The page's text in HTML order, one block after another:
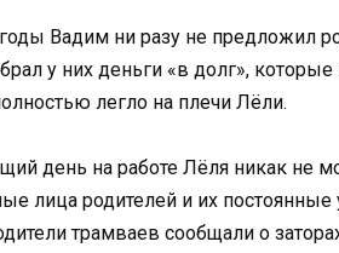
годы Вадим ни разу не предложил
у них деньги «в долг»,
легло на плечи Лёли.
день на работе Лёля никак не
лица родителей и их
трамваев сообщали о